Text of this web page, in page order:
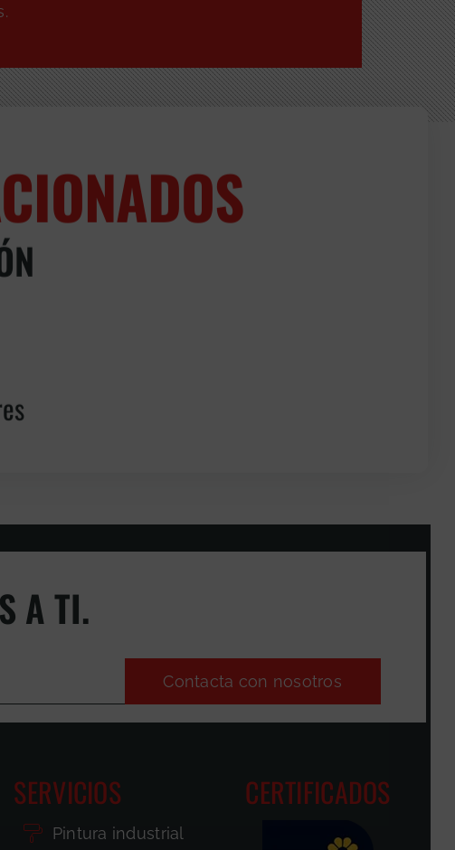
A TI.
Contacta con nosotros
SERVICIOS
Pintura industrial
CERTIFICADOS